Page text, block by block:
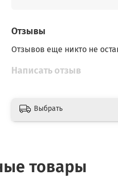
Отзывы
Отзывов еще никто не
Написать отзыв
Выбрать
товары